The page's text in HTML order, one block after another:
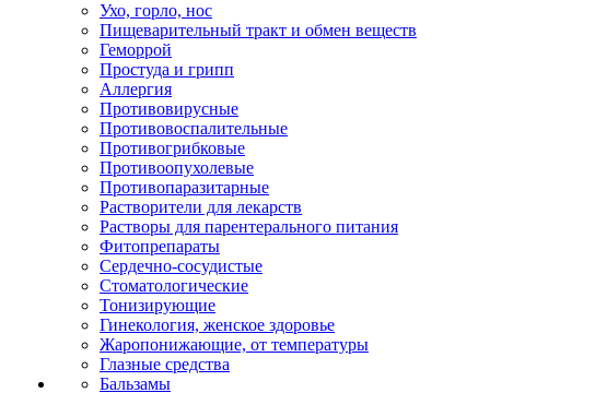
Ухо, горло, нос
Пищеварительный тракт и обмен веществ
Геморрой
Простуда и грипп
Аллергия
Противовирусные
Противовоспалительные
Противогрибковые
Противоопухолевые
Противопаразитарные
Растворители для лекарств
Растворы для парентерального питания
Фитопрепараты
Сердечно-сосудистые
Стоматологические
Тонизирующие
Гинекология, женское здоровье
Жаропонижающие, от температуры
Глазные средства
Бальзамы